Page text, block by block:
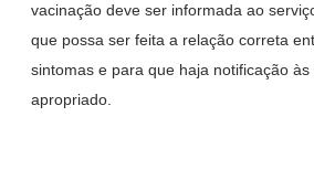
vacinação deve ser informada ao
que possa ser feita a relação correta
sintomas e para que haja notificação
apropriado.